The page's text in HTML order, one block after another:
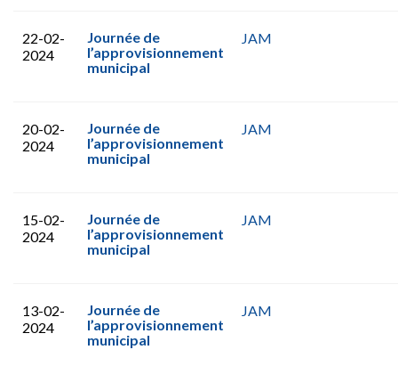
22-02-
2024
Journée de
l’approvisionnement
municipal
JAM
20-02-
2024
Journée de
l’approvisionnement
municipal
JAM
15-02-
2024
Journée de
l’approvisionnement
municipal
JAM
13-02-
2024
Journée de
l’approvisionnement
municipal
JAM